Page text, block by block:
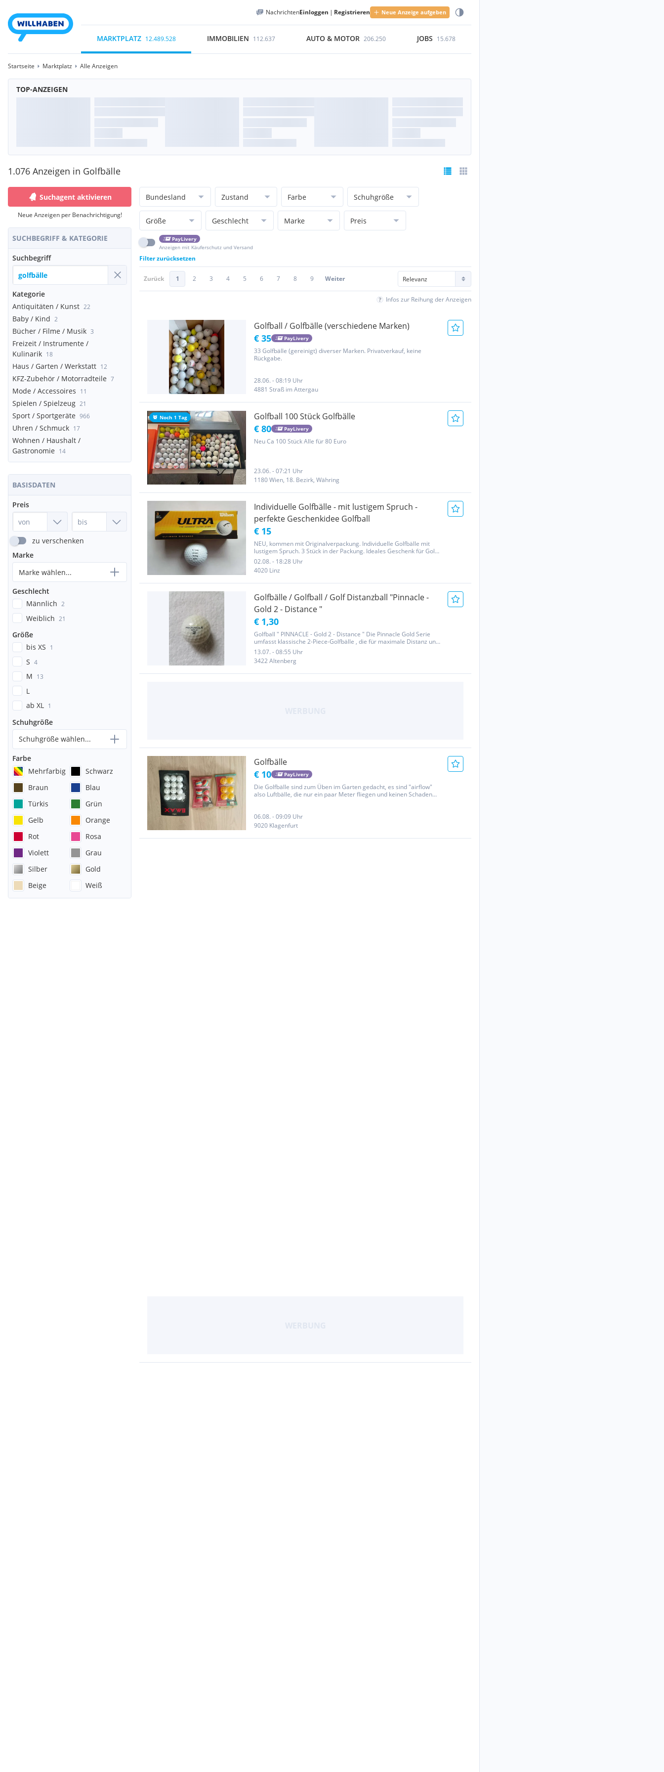
NachrichtenEinloggen | Registrieren Neue Anzeige aufgeben
MARKTPLATZ 12.489.528 IMMOBILIEN 112.637 AUTO & MOTOR 206.250 JOBS 15.678
Startseite Marktplatz Alle Anzeigen
TOP-ANZEIGEN
1.076 Anzeigen in Golfbälle
Suchagent aktivieren
Neue Anzeigen per Benachrichtigung!
SUCHBEGRIFF & KATEGORIE
Suchbegriff
Kategorie
Antiquitäten / Kunst 22
Baby / Kind 2
Bücher / Filme / Musik 3
Freizeit / Instrumente /
Kulinarik 18
Haus / Garten / Werkstatt 12
KFZ-Zubehör / Motorradteile 7
Mode / Accessoires 11
Spielen / Spielzeug 21
Sport / Sportgeräte 966
Uhren / Schmuck 17
Wohnen / Haushalt /
Gastronomie 14
BASISDATEN
Preis
zu verschenken
Marke
Marke wählen...
Geschlecht
Männlich 2
Weiblich 21
Größe
bis XS 1
S 4
M 13
L
ab XL 1
Schuhgröße
Schuhgröße wählen...
Farbe
Mehrfarbig
Schwarz
Braun
Blau
Türkis
Grün
Gelb
Orange
Rot
Rosa
Violett
Grau
Silber
Gold
Beige
Weiß
Bundesland Zustand Farbe Schuhgröße
Größe Geschlecht Marke Preis
PayLivery
Anzeigen mit Käuferschutz und Versand
Filter zurücksetzen
Zurück 1 2 3 4 5 6 7 8 9 Weiter
Infos zur Reihung der Anzeigen
Golfball / Golfbälle (verschiedene Marken)
€ 35 PayLivery
33 Golfbälle (gereinigt) diverser Marken. Privatverkauf, keine
Rückgabe.
28.06. - 08:19 Uhr
4881 Straß im Attergau
Noch 1 Tag Golfball 100 Stück Golfbälle
€ 80 PayLivery
Neu Ca 100 Stück Alle für 80 Euro
23.06. - 07:21 Uhr
1180 Wien, 18. Bezirk, Währing
Individuelle Golfbälle - mit lustigem Spruch -
perfekte Geschenkidee Golfball
€ 15
NEU, kommen mit Originalverpackung. Individuelle Golfbälle mit
lustigem Spruch. 3 Stück in der Packung. Ideales Geschenk für Golf
Liebhaber und Manager mit Humor - weil Vorfreude die schönste
Freude ist Tolle Geschenkidee Pro Packung 15€ oder beide...
02.08. - 18:28 Uhr
4020 Linz
Golfbälle / Golfball / Golf Distanzball "Pinnacle -
Gold 2 - Distance "
€ 1,30
Golfball " PINNACLE - Gold 2 - Distance " Die Pinnacle Gold Serie
umfasst klassische 2-Piece-Golfbälle , die für maximale Distanz und
Langlebigkeit bei einem gleichzeitig weicheren Schlaggefühl
entwickelt wurden. Pinnacle Gold Distance : der Fokus liegt...
13.07. - 08:55 Uhr
3422 Altenberg
Golfbälle
€ 10 PayLivery
Die Golfbälle sind zum Üben im Garten gedacht, es sind "airflow"
also Luftbälle, die nur ein paar Meter fliegen und keinen Schaden
06.08. - 09:09 Uhr
9020 Klagenfurt